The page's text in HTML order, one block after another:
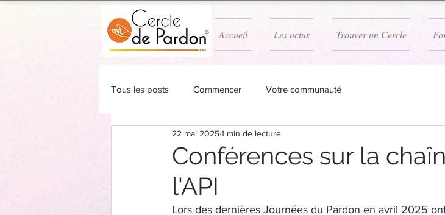
Accueil Les actus Trouver un Cercle
Tous les posts Commencer Votre communauté
Conférences sur la
l'API
22 mai 20251 min de lecture
Lors des dernières Journées du Pardon en avril 2025